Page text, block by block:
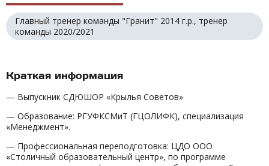
Главный тренер команды "Гранит" 2014 г.р., тренер
команды 2020/2021
Краткая информация
— Выпускник СДЮШОР «Крылья Советов»
— Образование: РГУФКСМиТ (ГЦОЛИФК), специализация
«Менеджмент».
— Профессиональная переподготовка: ЦДО ООО
«Столичный образовательный центр», по программе